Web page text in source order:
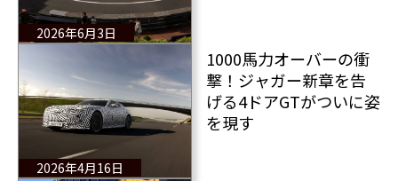
2026年6月3日
2026年4月16日
1000馬力オーバーの衝
撃！ジャガー新章を告
げる4ドアGTがついに姿
を現す